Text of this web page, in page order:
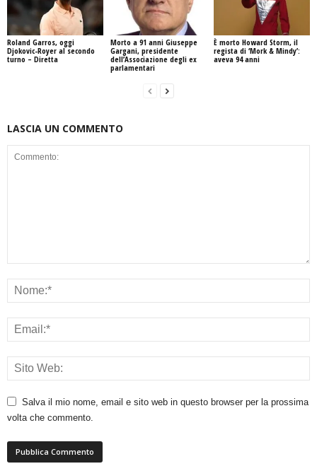
Roland Garros, oggi
Djokovic-Royer al secondo
turno – Diretta
Morto a 91 anni Giuseppe
Gargani, presidente
dell’Associazione degli ex
parlamentari
È morto Howard Storm, il
regista di ‘Mork & Mindy’:
aveva 94 anni
LASCIA UN COMMENTO
Salva il mio nome, email e sito web in questo browser per la prossima
volta che commento.